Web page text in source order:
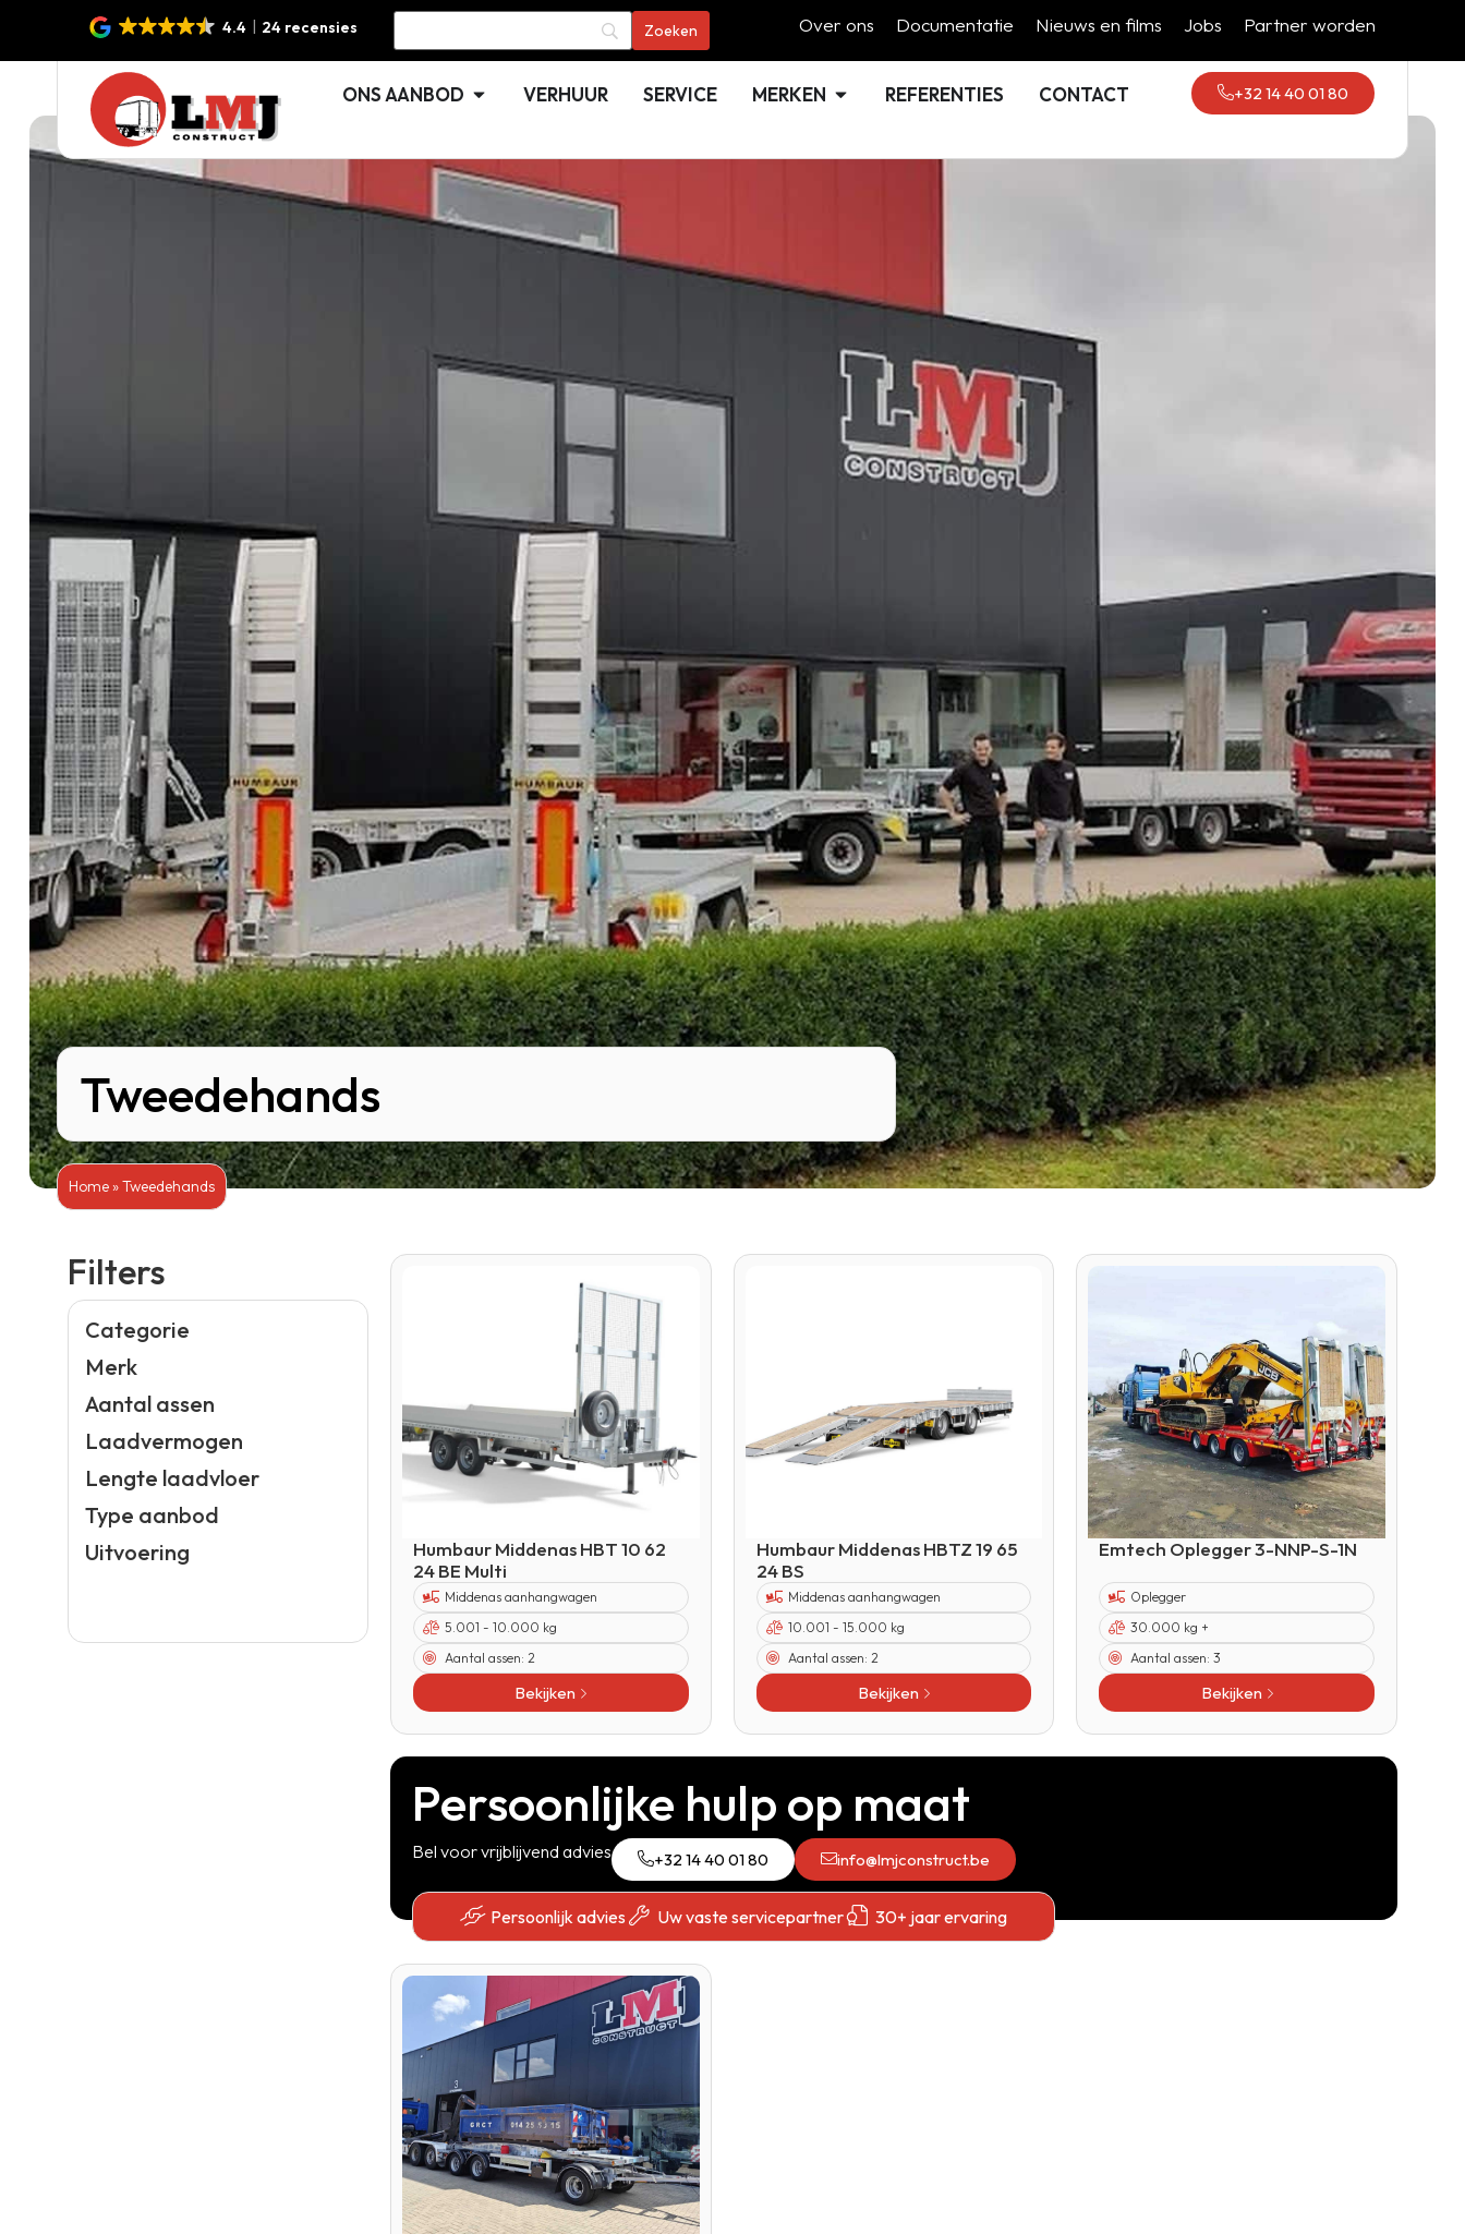
4.4 24 recensies Over ons Documentatie Nieuws en films Jobs Partner worden
ONS AANBOD VERHUUR SERVICE MERKEN REFERENTIES CONTACT +32 14 40 01 80
Tweedehands
Home»Tweedehands
Filters
Categorie
Merk
Aantal assen
Laadvermogen
Lengte laadvloer
Type aanbod
Uitvoering
Humbaur Middenas HBT 10 62
24 BE Multi
Middenas aanhangwagen
5.001 - 10.000 kg
Aantal assen: 2
Bekijken
Humbaur Middenas HBTZ 19 65
24 BS
Middenas aanhangwagen
10.001 - 15.000 kg
Aantal assen: 2
Bekijken
Emtech Oplegger 3-NNP-S-1N
Oplegger
30.000 kg +
Aantal assen:3
Bekijken
Persoonlijke hulp op maat
Bel voor vrijblijvend advies +32 14 40 01 80 info@lmjconstruct.be
Persoonlijk advies Uw vaste servicepartner 30+ jaar ervaring